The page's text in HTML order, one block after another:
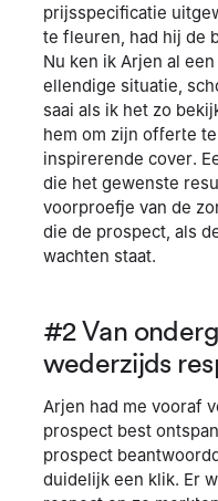
prijsspecificatie
te fleuren, had hij de
Nu ken ik Arjen al
ellendige situatie,
saai als ik het zo
hem om zijn offerte
inspirerende cover.
die het gewenste
voorproefje van de
die de prospect, als
wachten staat.
#2 Van
wederzijds
Arjen had me vooraf
prospect best
prospect
duidelijk een klik. Er